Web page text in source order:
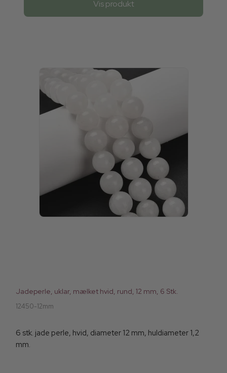
Vis produkt
Jadeperle, uklar, mælket hvid, rund, 12 mm, 6 Stk.
12450-12mm
6 stk. jade perle, hvid, diameter 12 mm, huldiameter 1,2
mm.